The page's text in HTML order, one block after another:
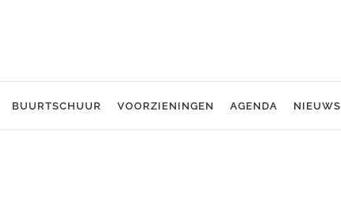
BUURTSCHUUR VOORZIENINGEN AGENDA NIEUWS